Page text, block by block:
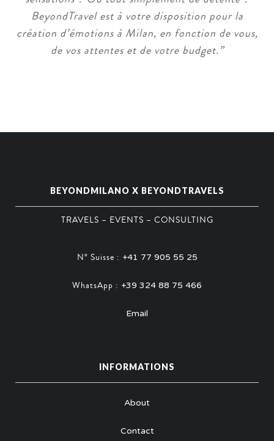
BeyondTravel est à votre disposition pour la
création d’émotions à Milan, en fonction de vous,
de vos attentes et de votre budget.”
BEYONDMILANO X BEYONDTRAVELS
TRAVELS – EVENTS – CONSULTING
N° Suisse : +41 77 905 55 25
WhatsApp : +39 324 88 75 466
Email
INFORMATIONS
About
Contact